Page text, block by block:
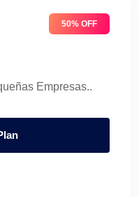
50% OFF
Empresas..